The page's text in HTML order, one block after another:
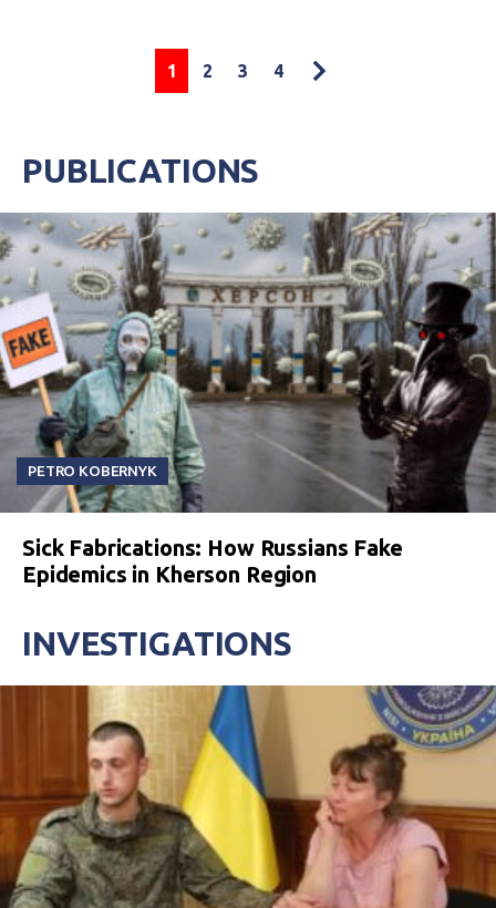
1 2 3 4
PUBLICATIONS
PETRO KOBERNYK
Sick Fabrications: How Russians Fake
Epidemics in Kherson Region
INVESTIGATIONS